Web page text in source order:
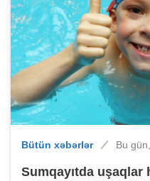
Bütün xəbərlər Bu
Sumqayıtda